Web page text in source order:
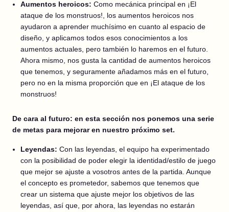
Aumentos heroicos: Como mecánica principal en ¡El
ataque de los monstruos!, los aumentos heroicos nos
ayudaron a aprender muchísimo en cuanto al espacio de
diseño, y aplicamos todos esos conocimientos a los
aumentos actuales, pero también lo haremos en el futuro.
Ahora mismo, nos gusta la cantidad de aumentos heroicos
que tenemos, y seguramente añadamos más en el futuro,
pero no en la misma proporción que en ¡El ataque de los
monstruos!
De cara al futuro: en esta sección nos ponemos una serie
de metas para mejorar en nuestro próximo set.
Leyendas: Con las leyendas, el equipo ha experimentado
con la posibilidad de poder elegir la identidad/estilo de juego
que mejor se ajuste a vosotros antes de la partida. Aunque
el concepto es prometedor, sabemos que tenemos que
crear un sistema que ajuste mejor los objetivos de las
leyendas, así que, por ahora, las leyendas no estarán